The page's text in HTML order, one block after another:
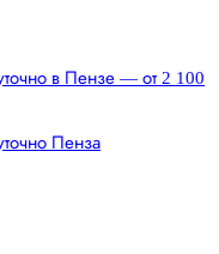
в Пензе — от 2 100
Пенза